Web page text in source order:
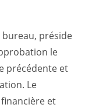
préside
le
précédente et
Le
et